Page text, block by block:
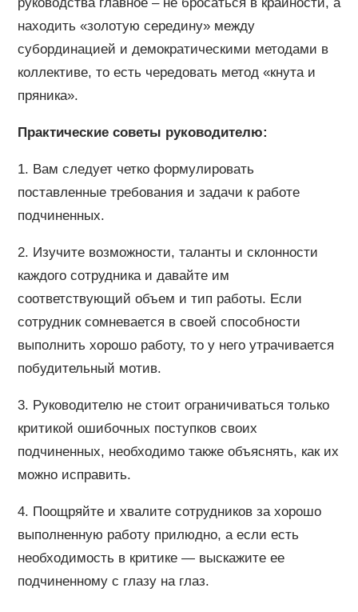
находить «золотую середину» между
субординацией и демократическими методами в
коллективе, то есть чередовать метод «кнута и
пряника».
Практические советы руководителю:
1. Вам следует четко формулировать
поставленные требования и задачи к работе
подчиненных.
2. Изучите возможности, таланты и склонности
каждого сотрудника и давайте им
соответствующий объем и тип работы. Если
сотрудник сомневается в своей способности
выполнить хорошо работу, то у него утрачивается
побудительный мотив.
3. Руководителю не стоит ограничиваться только
критикой ошибочных поступков своих
подчиненных, необходимо также объяснять, как их
можно исправить.
4. Поощряйте и хвалите сотрудников за хорошо
выполненную работу прилюдно, а если есть
необходимость в критике — выскажите ее
подчиненному с глазу на глаз.